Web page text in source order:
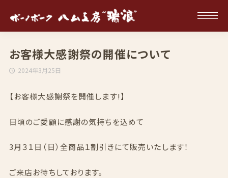
お客様大感謝祭の開催について
2024年3月25日
【お客様大感謝祭を開催します!】
日頃のご愛顧に感謝の気持ちを込めて
3月３１日（日）全商品１割引きにて販売いたします！
ご来店お待ちしております。